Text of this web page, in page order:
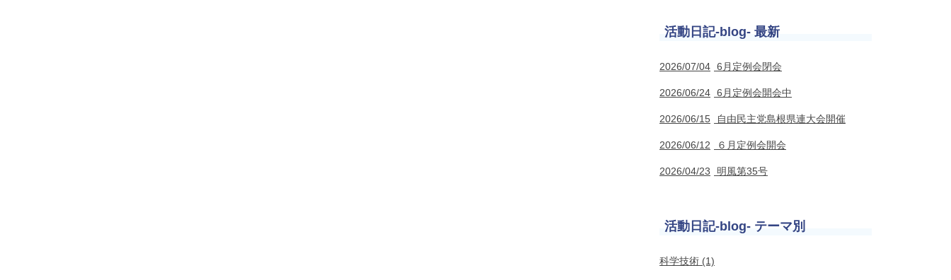
活動日記-blog- 最新
2026/07/04 6月定例会閉会
2026/06/24 6月定例会開会中
2026/06/15 自由民主党島根県連大会開催
2026/06/12 ６月定例会開会
2026/04/23 明風第35号
活動日記-blog- テーマ別
科学技術 (1)